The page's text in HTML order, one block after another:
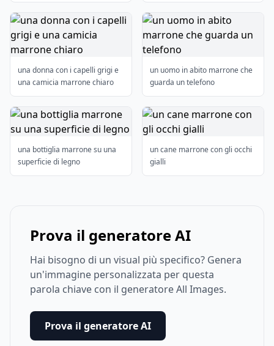
una donna con i capelli grigi e
una camicia marrone chiaro
un uomo in abito marrone che
guarda un telefono
una bottiglia marrone su una
superficie di legno
un cane marrone con gli occhi
gialli
Prova il generatore AI
Hai bisogno di un visual più specifico? Genera
un'immagine personalizzata per questa
parola chiave con il generatore All Images.
Prova il generatore AI